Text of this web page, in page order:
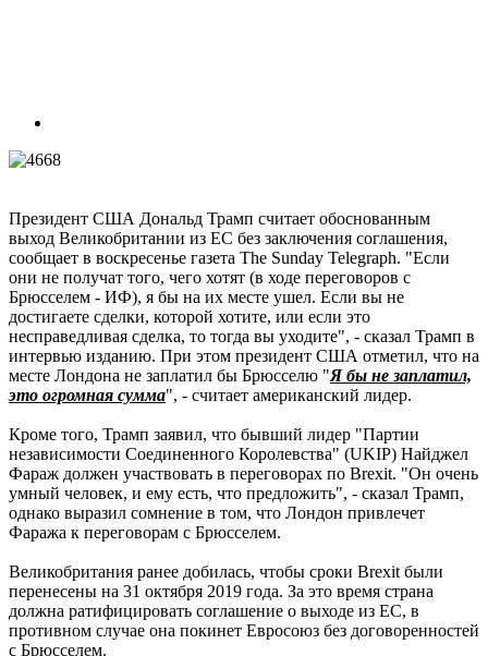
Президент США Дональд Трамп считает обоснованным
выход Великобритании из ЕС без заключения соглашения,
сообщает в воскресенье газета The Sunday Telegraph. "Если
они не получат того, чего хотят (в ходе переговоров с
Брюсселем - ИФ), я бы на их месте ушел. Если вы не
достигаете сделки, которой хотите, или если это
несправедливая сделка, то тогда вы уходите", - сказал Трамп в
интервью изданию. При этом президент США отметил, что на
месте Лондона не заплатил бы Брюсселю "Я бы не заплатил,
это огромная сумма", - считает американский лидер.
Кроме того, Трамп заявил, что бывший лидер "Партии
независимости Соединенного Королевства" (UKIP) Найджел
Фараж должен участвовать в переговорах по Brexit. "Он очень
умный человек, и ему есть, что предложить", - сказал Трамп,
однако выразил сомнение в том, что Лондон привлечет
Фаража к переговорам с Брюсселем.
Великобритания ранее добилась, чтобы сроки Brexit были
перенесены на 31 октября 2019 года. За это время страна
должна ратифицировать соглашение о выходе из ЕС, в
противном случае она покинет Евросоюз без договоренностей
с Брюсселем.